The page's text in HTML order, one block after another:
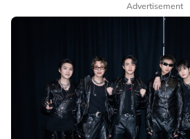
Advertisement